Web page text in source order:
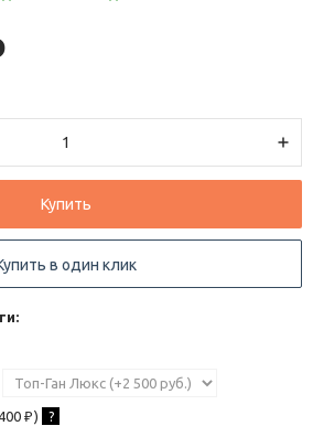
Купить
в один клик
400 ₽ ) ?